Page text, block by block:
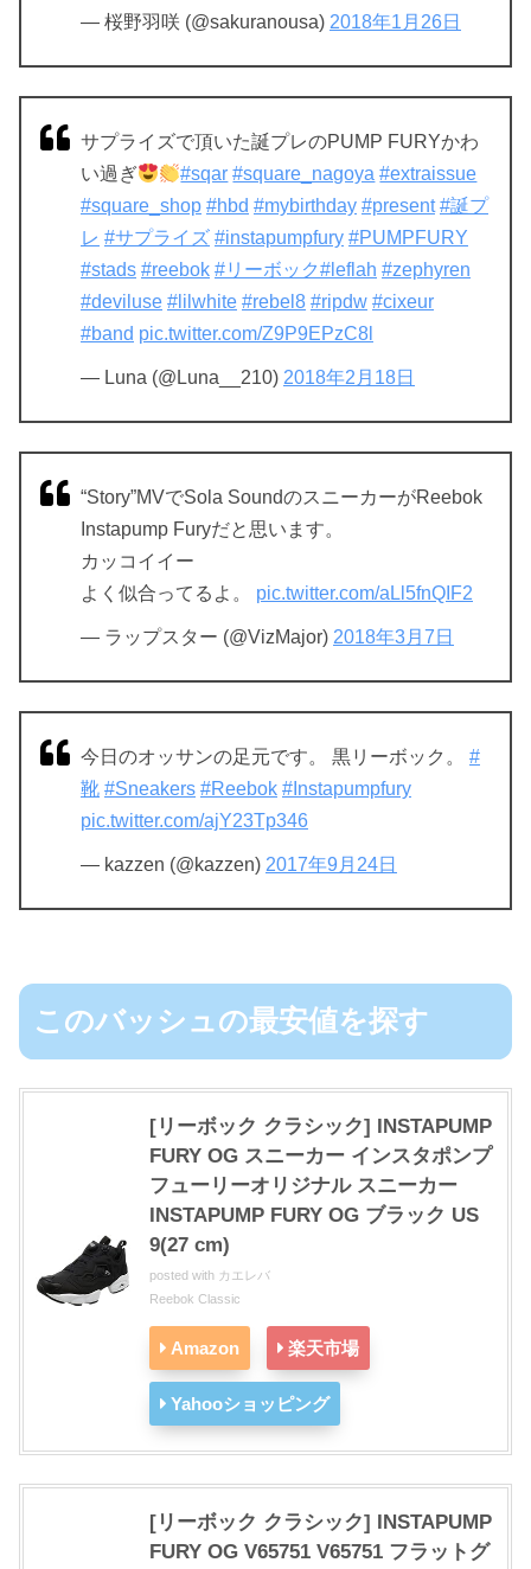
— 桜野羽咲 (@sakuranousa) 2018年1月26日
サプライズで頂いた誕プレのPUMP FURYかわ
い過ぎ
#sqar #square_nagoya #extraissue
#square_shop #hbd #mybirthday #present #誕プ
レ #サプライズ #instapumpfury #PUMPFURY
#stads #reebok #リーボック#leflah #zephyren
#deviluse #lilwhite #rebel8 #ripdw #cixeur
#band pic.twitter.com/Z9P9EPzC8l
— Luna (@Luna__210) 2018年2月18日
“Story”MVでSola SoundのスニーカーがReebok
Instapump Furyだと思います。
カッコイイー
よく似合ってるよ。 pic.twitter.com/aLl5fnQIF2
— ラップスター (@VizMajor) 2018年3月7日
今日のオッサンの足元です。 黒リーボック。 #
靴 #Sneakers #Reebok #Instapumpfury
pic.twitter.com/ajY23Tp346
— kazzen (@kazzen) 2017年9月24日
このバッシュの最安値を探す
[リーボック クラシック] INSTAPUMP
FURY OG スニーカー インスタポンプ
フューリーオリジナル スニーカー
INSTAPUMP FURY OG ブラック US
9(27 cm)
posted with カエレバ
Reebok Classic
Amazon 楽天市場
Yahooショッピング
[リーボック クラシック] INSTAPUMP
FURY OG V65751 V65751 フラットグ